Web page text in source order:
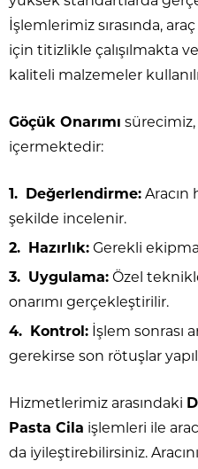
İşlemlerimiz sırasında,
için titizlikle çalışılmakta
kaliteli malzemeler
Göçük Onarımı sürecimiz,
içermektedir:
Değerlendirme: Aracın
şekilde incelenir.
Hazırlık: Gerekli
Uygulama: Özel
onarımı gerçekleştirilir.
Kontrol: İşlem sonrası
gerekirse son rötuşlar
Hizmetlerimiz arasındaki
Pasta Cila işlemleri ile
da iyileştirebilirsiniz.